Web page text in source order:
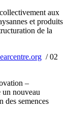
aux
et produits
de la
/ 02
–
un nouveau
des semences